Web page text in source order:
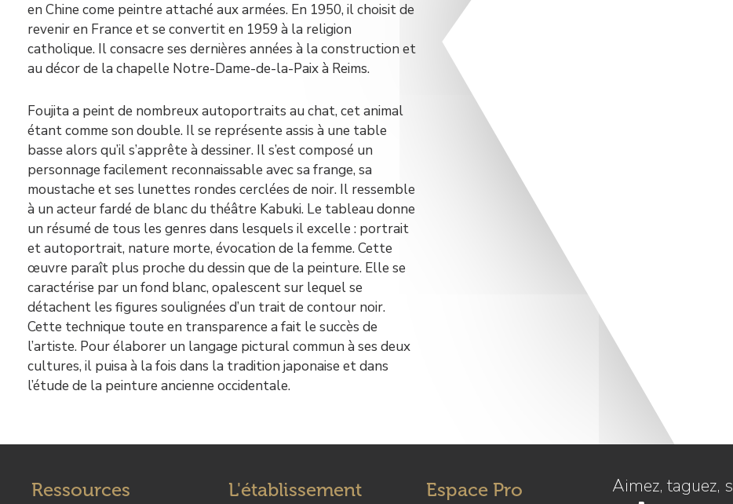
en Chine come peintre attaché aux armées. En 1950, il choisit de
revenir en France et se convertit en 1959 à la religion
catholique. Il consacre ses dernières années à la construction et
au décor de la chapelle Notre-Dame-de-la-Paix à Reims.
Foujita a peint de nombreux autoportraits au chat, cet animal
étant comme son double. Il se représente assis à une table
basse alors qu’il s’apprête à dessiner. Il s’est composé un
personnage facilement reconnaissable avec sa frange, sa
moustache et ses lunettes rondes cerclées de noir. Il ressemble
à un acteur fardé de blanc du théâtre Kabuki. Le tableau donne
un résumé de tous les genres dans lesquels il excelle : portrait
et autoportrait, nature morte, évocation de la femme. Cette
œuvre paraît plus proche du dessin que de la peinture. Elle se
caractérise par un fond blanc, opalescent sur lequel se
détachent les figures soulignées d’un trait de contour noir.
Cette technique toute en transparence a fait le succès de
l’artiste. Pour élaborer un langage pictural commun à ses deux
cultures, il puisa à la fois dans la tradition japonaise et dans
l’étude de la peinture ancienne occidentale.
Ressources L'établissement Espace Pro Aimez, taguez,